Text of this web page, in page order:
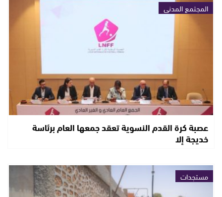
المجتمع المدني
عصبة كرة القدم النسوية تعقد جمعها العام برئاسة
خديجة إلا
مستجدات